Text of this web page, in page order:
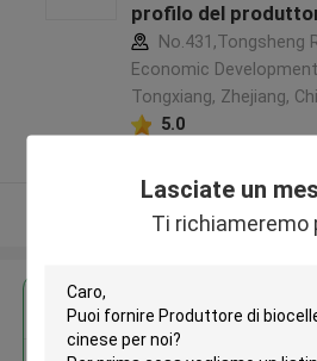
Lasciate un
Ti richiameremo
profilo del
No.431,Tongsheng
Economic
Tongxiang, Zhejiang,
5.0
Osservi più
Ottieni il miglior